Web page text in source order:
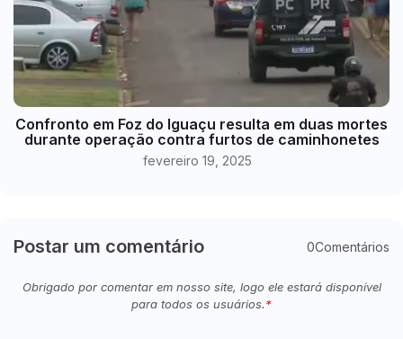
Confronto em Foz do Iguaçu resulta em duas mortes
durante operação contra furtos de caminhonetes
fevereiro 19, 2025
Postar um comentário 0Comentários
Obrigado por comentar em nosso site, logo ele estará disponível
para todos os usuários.